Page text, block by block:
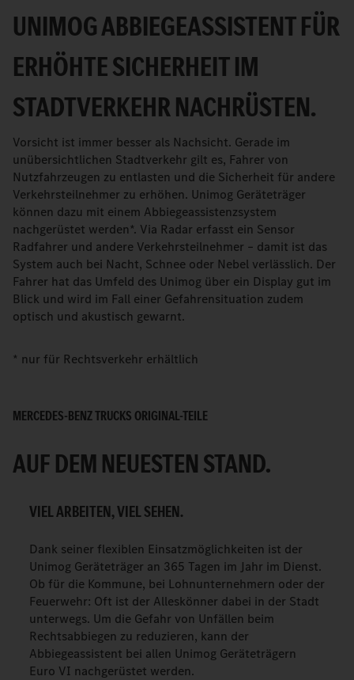
UNIMOG ABBIEGEASSISTENT FÜR
ERHÖHTE SICHERHEIT IM
STADTVERKEHR NACHRÜSTEN.
Vorsicht ist immer besser als Nachsicht. Gerade im
unübersichtlichen Stadtverkehr gilt es, Fahrer von
Nutzfahrzeugen zu entlasten und die Sicherheit für andere
Verkehrsteilnehmer zu erhöhen. Unimog Geräteträger
können dazu mit einem Abbiegeassistenzsystem
nachgerüstet werden*. Via Radar erfasst ein Sensor
Radfahrer und andere Verkehrsteilnehmer – damit ist das
System auch bei Nacht, Schnee oder Nebel verlässlich. Der
Fahrer hat das Umfeld des Unimog über ein Display gut im
Blick und wird im Fall einer Gefahrensituation zudem
optisch und akustisch gewarnt.
* nur für Rechtsverkehr erhältlich
MERCEDES-BENZ TRUCKS ORIGINAL-TEILE
AUF DEM NEUESTEN STAND.
VIEL ARBEITEN, VIEL SEHEN.
Dank seiner flexiblen Einsatzmöglichkeiten ist der
Unimog Geräteträger an 365 Tagen im Jahr im Dienst.
Ob für die Kommune, bei Lohnunternehmern oder der
Feuerwehr: Oft ist der Alleskönner dabei in der Stadt
unterwegs. Um die Gefahr von Unfällen beim
Rechtsabbiegen zu reduzieren, kann der
Abbiegeassistent bei allen Unimog Geräteträgern
Euro VI nachgerüstet werden.